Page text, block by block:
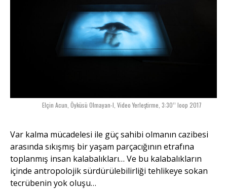
Elçin Acun, Öyküsü Olmayan-I, Video Yerleştirme, 3:30’’ loop 2017
Var kalma mücadelesi ile güç sahibi olmanın cazibesi
arasında sıkışmış bir yaşam parçacığının etrafına
toplanmış insan kalabalıkları… Ve bu kalabalıkların
içinde antropolojik sürdürülebilirliği tehlikeye sokan
tecrübenin yok oluşu…